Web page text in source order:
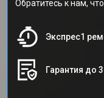
Обратитесь к нам,
Экспрес1
Гарантия до